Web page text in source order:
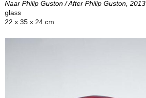
Naar Philip Guston / After Philip Guston, 2013
glass
22 x 35 x 24 cm